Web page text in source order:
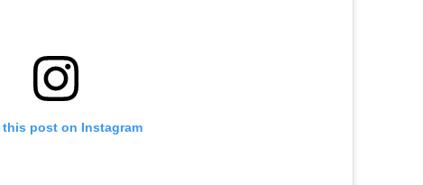
this post on Instagram